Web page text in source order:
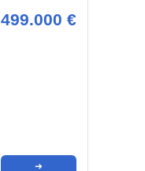
499.000 €
➜